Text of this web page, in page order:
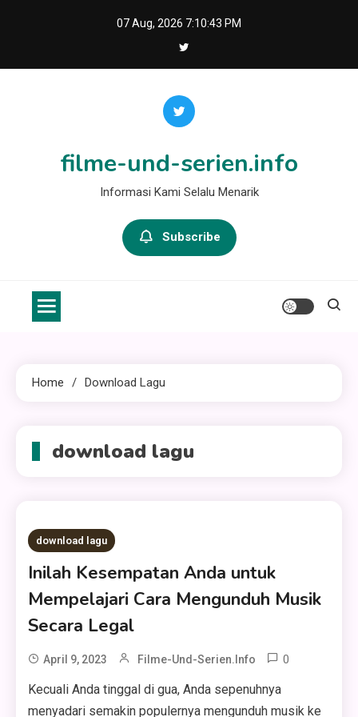
07 Aug, 2026 7:10:43 PM
filme-und-serien.info
Informasi Kami Selalu Menarik
Subscribe
Home Download Lagu
download lagu
download lagu
Inilah Kesempatan Anda untuk
Mempelajari Cara Mengunduh Musik
Secara Legal
April 9, 2023 Filme-Und-Serien.info 0
Kecuali Anda tinggal di gua, Anda sepenuhnya
menyadari semakin populernya mengunduh musik ke